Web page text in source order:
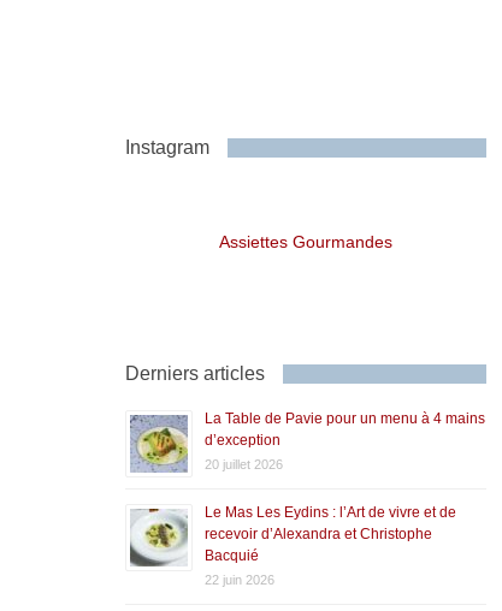
Instagram
Assiettes Gourmandes
Derniers articles
La Table de Pavie pour un menu à 4 mains
d’exception
20 juillet 2026
Le Mas Les Eydins : l’Art de vivre et de
recevoir d’Alexandra et Christophe
Bacquié
22 juin 2026